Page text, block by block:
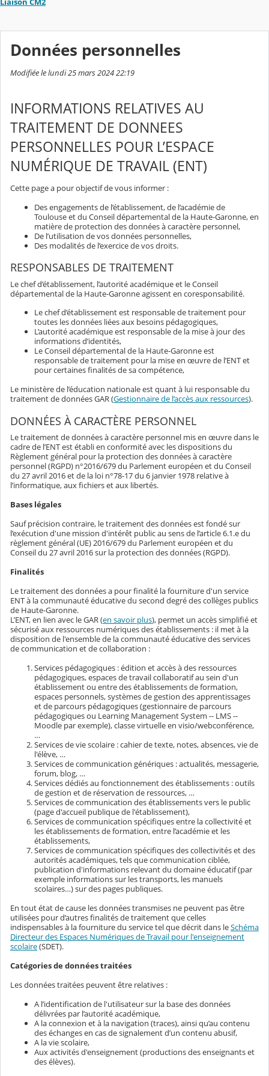
Données personnelles
Modifiée le lundi 25 mars 2024 22:19
INFORMATIONS RELATIVES AU
TRAITEMENT DE DONNEES
PERSONNELLES POUR L’ESPACE
NUMÉRIQUE DE TRAVAIL (ENT)
Cette page a pour objectif de vous informer :
Des engagements de l’établissement, de l’académie de
Toulouse et du Conseil départemental de la Haute-Garonne, en
matière de protection des données à caractère personnel,
De l’utilisation de vos données personnelles,
Des modalités de l’exercice de vos droits.
RESPONSABLES DE TRAITEMENT
Le chef d’établissement, l’autorité académique et le Conseil
départemental de la Haute-Garonne agissent en coresponsabilité.
Le chef d’établissement est responsable de traitement pour
toutes les données liées aux besoins pédagogiques,
L’autorité académique est responsable de la mise à jour des
informations d’identités,
Le Conseil départemental de la Haute-Garonne est
responsable de traitement pour la mise en œuvre de l’ENT et
pour certaines finalités de sa compétence,
Le ministère de l’éducation nationale est quant à lui responsable du
traitement de données GAR (Gestionnaire de l’accès aux ressources).
DONNÉES À CARACTÈRE PERSONNEL
Le traitement de données à caractère personnel mis en œuvre dans le
cadre de l’ENT est établi en conformité avec les dispositions du
Règlement général pour la protection des données à caractère
personnel (RGPD) n°2016/679 du Parlement européen et du Conseil
du 27 avril 2016 et de la loi n°78-17 du 6 janvier 1978 relative à
l’informatique, aux fichiers et aux libertés.
Bases légales
Sauf précision contraire, le traitement des données est fondé sur
l’exécution d'une mission d'intérêt public au sens de l’article 6.1.e du
règlement général (UE) 2016/679 du Parlement européen et du
Conseil du 27 avril 2016 sur la protection des données (RGPD).
Finalités
Le traitement des données a pour finalité la fourniture d'un service
ENT à la communauté éducative du second degré des collèges publics
de Haute-Garonne.
L’ENT, en lien avec le GAR (en savoir plus), permet un accès simplifié et
sécurisé aux ressources numériques des établissements : il met à la
disposition de l'ensemble de la communauté éducative des services
de communication et de collaboration :
Services pédagogiques : édition et accès à des ressources
pédagogiques, espaces de travail collaboratif au sein d'un
établissement ou entre des établissements de formation,
espaces personnels, systèmes de gestion des apprentissages
et de parcours pédagogiques (gestionnaire de parcours
pédagogiques ou Learning Management System -- LMS --
Moodle par exemple), classe virtuelle en visio/webconférence,
…
Services de vie scolaire : cahier de texte, notes, absences, vie de
l'élève, …
Services de communication génériques : actualités, messagerie,
forum, blog, …
Services dédiés au fonctionnement des établissements : outils
de gestion et de réservation de ressources, …
Services de communication des établissements vers le public
(page d'accueil publique de l'établissement),
Services de communication spécifiques entre la collectivité et
les établissements de formation, entre l’académie et les
établissements,
Services de communication spécifiques des collectivités et des
autorités académiques, tels que communication ciblée,
publication d'informations relevant du domaine éducatif (par
exemple informations sur les transports, les manuels
scolaires…) sur des pages publiques.
En tout état de cause les données transmises ne peuvent pas être
utilisées pour d’autres finalités de traitement que celles
indispensables à la fourniture du service tel que décrit dans leSchéma
Directeur des Espaces Numériques de Travail pour l'enseignement
scolaire(SDET).
Catégories de données traitées
Les données traitées peuvent être relatives :
A l’identification de l'utilisateur sur la base des données
délivrées par l’autorité académique,
A la connexion et à la navigation (traces), ainsi qu’au contenu
des échanges en cas de signalement d’un contenu abusif,
A la vie scolaire,
Aux activités d'enseignement (productions des enseignants et
des élèves).